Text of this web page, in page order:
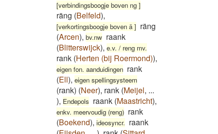
[verbindingsboogje boven ng ]
räng (Belfeld),
[verkortingsboogje boven ä ] räng
(Arcen), bv.nw raank
(Blitterswijck), e.v. / reng mv.
rank (Herten (bij Roermond)),
eigen fon. aanduidingen rank
(Ell), eigen spellingsysteem
(rank) (Neer), rank (Meijel, ...
), Endepols raank (Maastricht),
enkv. meervoudig (reng) rank
(Boekend), ideosyncr. raank